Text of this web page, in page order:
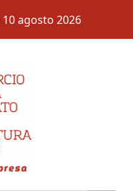
agosto 2026